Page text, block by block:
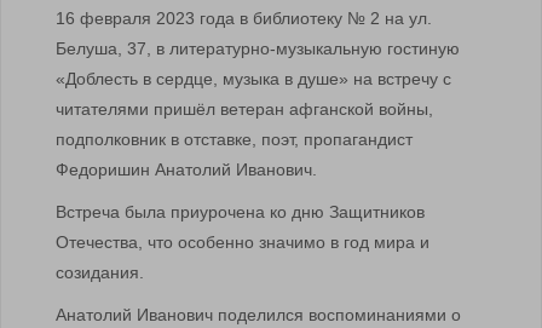
16 февраля 2023 года в библиотеку № 2 на ул.
Белуша, 37, в литературно-музыкальную гостиную
«Доблесть в сердце, музыка в душе» на встречу с
читателями пришёл ветеран афганской войны,
подполковник в отставке, поэт, пропагандист
Федоришин Анатолий Иванович.
Встреча была приурочена ко дню Защитников
Отечества, что особенно значимо в год мира и
созидания.
Анатолий Иванович поделился воспоминаниями о